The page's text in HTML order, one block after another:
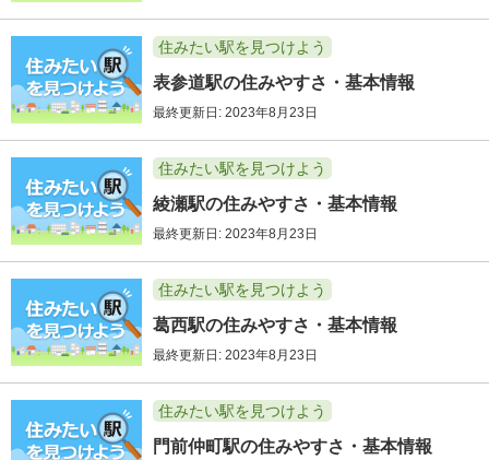
住みたい駅を見つけよう
表参道駅の住みやすさ・基本情報
最終更新日: 2023年8月23日
住みたい駅を見つけよう
綾瀬駅の住みやすさ・基本情報
最終更新日: 2023年8月23日
住みたい駅を見つけよう
葛西駅の住みやすさ・基本情報
最終更新日: 2023年8月23日
住みたい駅を見つけよう
門前仲町駅の住みやすさ・基本情報